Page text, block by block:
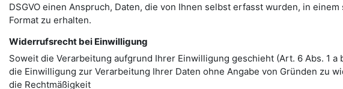
DSGVO einen Anspruch, Daten, die von Ihnen selbst erfasst wurden, in
Format zu erhalten.
Widerrufsrecht bei Einwilligung
Soweit die Verarbeitung aufgrund Ihrer Einwilligung geschieht (Art. 6 Abs. 1 a
die Einwilligung zur Verarbeitung Ihrer Daten ohne Angabe von Gründen zu
die Rechtmäßigkeit